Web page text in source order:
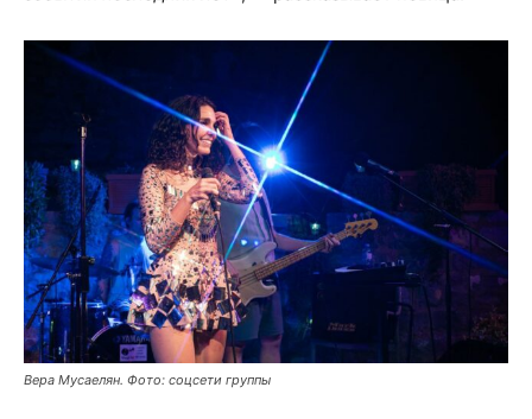
Вера Мусаелян. Фото: соцсети группы